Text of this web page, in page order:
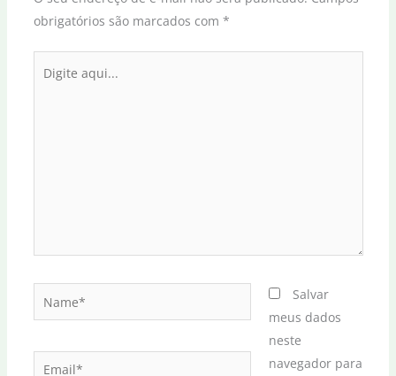
obrigatórios são marcados com *
aqui...
Email*
Salvar
meus dados
neste
navegador para